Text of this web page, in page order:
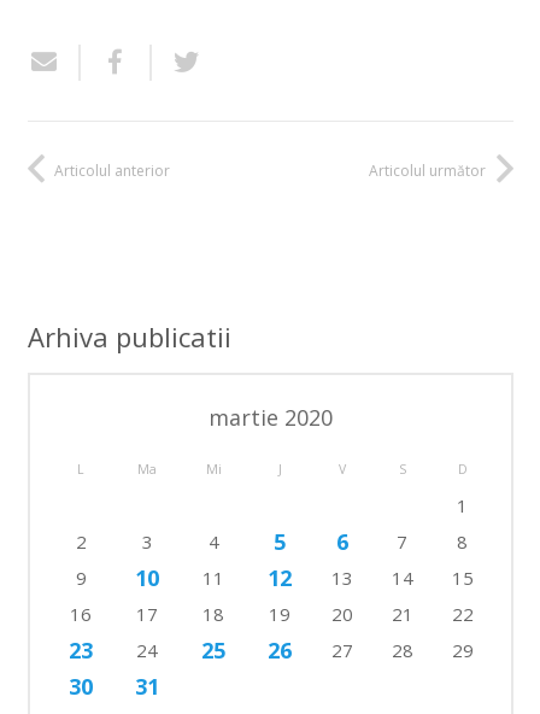
Articolul anterior Articolul următor
Arhiva publicatii
martie 2020
L Ma Mi J V S D
1
2
3 4 5 6 7
8
9
10 11 12 13 14
15
16
17 18 19 20 21 22
23 24 25 26 27 28 29
30 31